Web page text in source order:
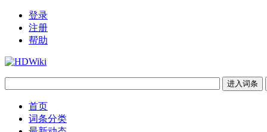
登录
注册
帮助
首页
词条分类